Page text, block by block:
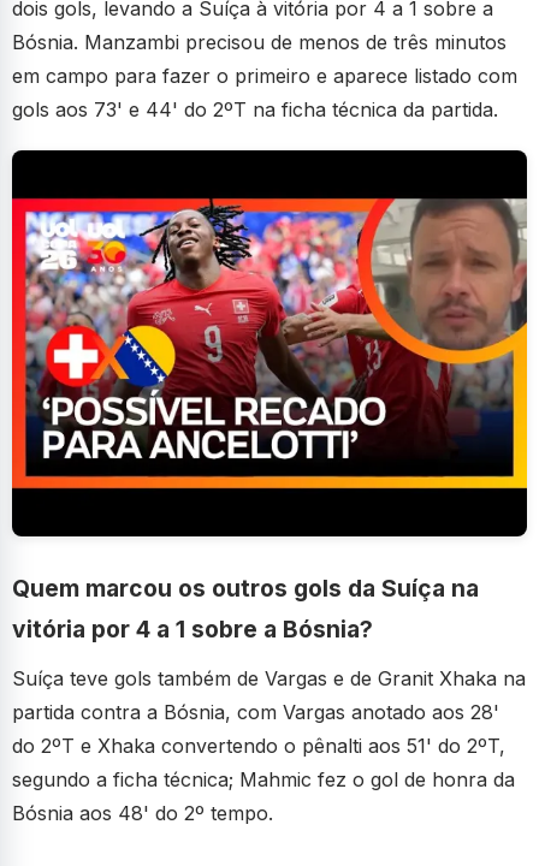
dois gols, levando a Suíça à vitória por 4 a 1 sobre a
Bósnia. Manzambi precisou de menos de três minutos
em campo para fazer o primeiro e aparece listado com
gols aos 73' e 44' do 2ºT na ficha técnica da partida.
Quem marcou os outros gols da Suíça na
vitória por 4 a 1 sobre a Bósnia?
Suíça teve gols também de Vargas e de Granit Xhaka na
partida contra a Bósnia, com Vargas anotado aos 28'
do 2ºT e Xhaka convertendo o pênalti aos 51' do 2ºT,
segundo a ficha técnica; Mahmic fez o gol de honra da
Bósnia aos 48' do 2º tempo.